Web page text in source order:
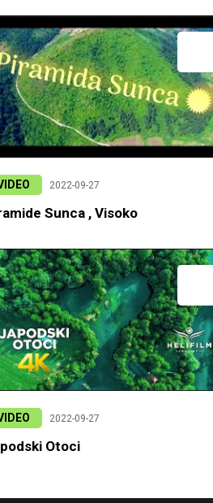
2022-09-27
Sunca , Visoko
2022-09-27
Otoci